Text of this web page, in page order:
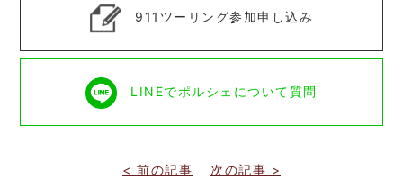
911ツーリング参加申し込み
LINEでポルシェについて質問
< 前の記事 次の記事 >